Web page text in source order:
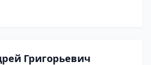
Григорьевич